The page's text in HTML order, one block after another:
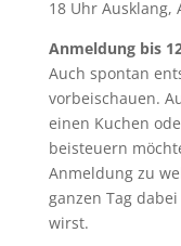
18 Uhr Ausklang,
Anmeldung bis
Auch spontan
vorbeischauen.
einen Kuchen
beisteuern
Anmeldung zu
ganzen Tag
wirst.